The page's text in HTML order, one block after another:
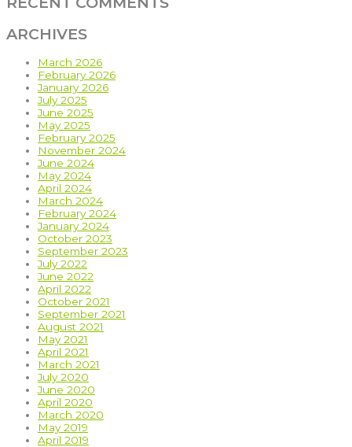
ARCHIVES
March 2026
February 2026
January 2026
July 2025
June 2025
May 2025
February 2025
November 2024
June 2024
May 2024
April 2024
March 2024
February 2024
January 2024
October 2023
September 2023
July 2022
June 2022
April 2022
October 2021
September 2021
August 2021
May 2021
April 2021
March 2021
July 2020
June 2020
April 2020
March 2020
May 2019
April 2019